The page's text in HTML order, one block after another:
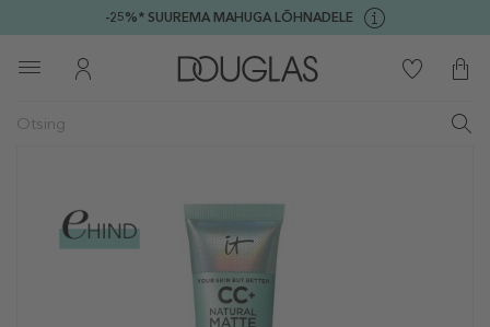
-25%* SUUREMA MAHUGA LÕHNADELE